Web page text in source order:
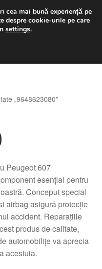
031 229 6816
„9648623080”
Peugeot 607
esențial pentru
Conceput special
airbag asigură protecție
accident. Reparațiile
produs de calitate,
automobilițe va aprecia
acestuia.
cea mai bună experiență pe
despre cookie-urile pe care
settings.